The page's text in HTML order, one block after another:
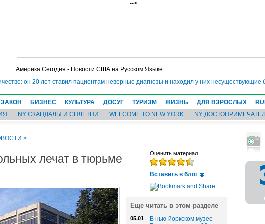
-->
Америка Сегодня - Новости США на Русском Языке
он 20 лет ставил пациентам неверные диагнозы и находил у них несуществующие
ЗАКОН БИЗНЕС КУЛЬТУРА ДОСУГ ТУРИЗМ ЖИЗНЬ ДЛЯ ВЗРОСЛЫХ
NY СКАНДАЛЫ И СПЛЕТНИ WELCOME TO NEW YORK NY
>
Оценить материал
Вставить в блог
Еще читать в этом разделе
05.01
В нью-йоркском музее
лечат в тюрьме